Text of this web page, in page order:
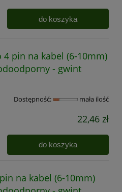
do koszyka
4 pin na kabel (6-10mm)
- gwint
Dostępność: mała ilość
22,46 zł
do koszyka
na kabel (6-10mm)